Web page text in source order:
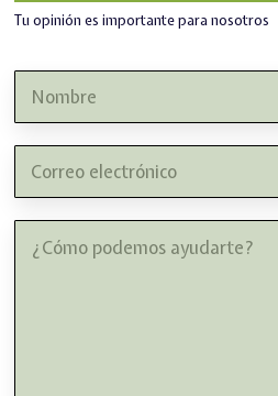
Tu opinión es importante para nosotros